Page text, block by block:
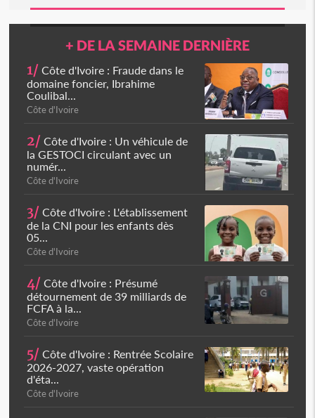
+ DE LA SEMAINE DERNIÈRE
1/ Côte d'Ivoire : Fraude dans le
domaine foncier, Ibrahime
Coulibal...
Côte d'Ivoire
2/ Côte d'Ivoire : Un véhicule de
la GESTOCI circulant avec un
numér...
Côte d'Ivoire
3/ Côte d'Ivoire : L'établissement
de la CNI pour les enfants dès
05...
Côte d'Ivoire
4/ Côte d'Ivoire : Présumé
détournement de 39 milliards de
FCFA à la...
Côte d'Ivoire
5/ Côte d'Ivoire : Rentrée Scolaire
2026-2027, vaste opération
d'éta...
Côte d'Ivoire